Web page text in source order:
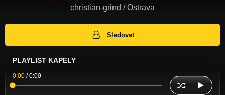
christian-grind / Ostrava
Sledovat
PLAYLIST KAPELY
0:00 /0:00